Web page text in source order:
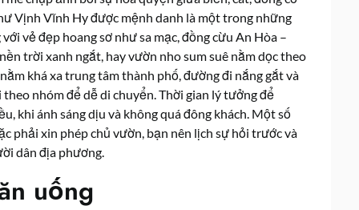
Vịnh Vĩnh Hy được mệnh danh là một trong những
vẻ đẹp hoang sơ như sa mạc, đồng cừu An Hòa –
trời xanh ngắt, hay vườn nho sum suê nằm dọc theo
khá xa trung tâm thành phố, đường đi nắng gắt và
nhóm để dễ di chuyển. Thời gian lý tưởng để
khi ánh sáng dịu và không quá đông khách. Một số
phải xin phép chủ vườn, bạn nên lịch sự hỏi trước và
dân địa phương.
uống